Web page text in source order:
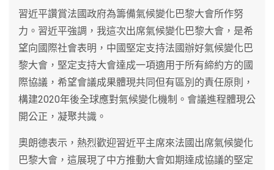
習近平讚賞法國政府為籌備氣候變化巴黎大會所作努
力。習近平強調，我這次出席氣候變化巴黎大會，是希
望向國際社會表明，中國堅定支持法國辦好氣候變化巴
黎大會，堅定支持大會達成一項適用于所有締約方的國
際協議，希望會議成果體現共同但有區別的責任原則，
構建2020年後全球應對氣候變化機制。會議進程體現公
開公正，凝聚共識。
奧朗德表示，熱烈歡迎習近平主席來法國出席氣候變化
巴黎大會，這展現了中方推動大會如期達成協議的堅定